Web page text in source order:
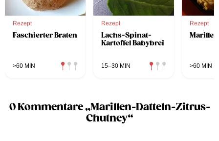
Rezept
Faschierter Braten
>60 MIN
Rezept
Lachs-Spinat-
Kartoffel Babybrei
15–30 MIN
Rezept
>60 MIN
0 Kommentare „Marillen-Datteln-Zitrus-
Chutney“